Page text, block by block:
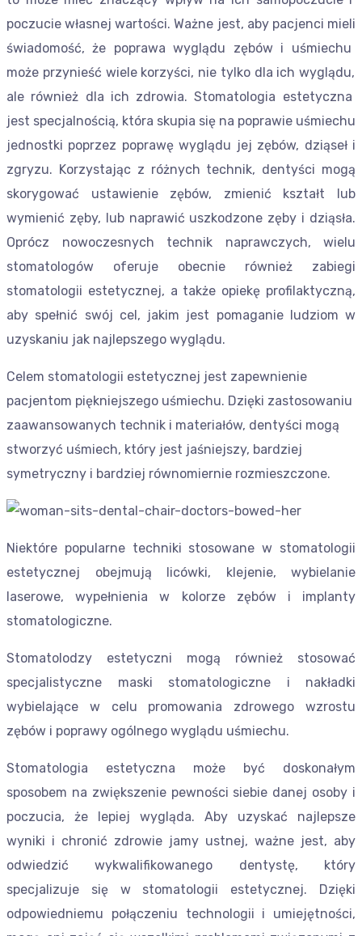
poczucie własnej wartości. Ważne jest, abypacjenci miel i
świad omość, że poprawa wyglądu zębówi uśmiechu
może przynieść wielekorzyści, nie tyl kod la ich wyglądu,
ale również d la ich zd rowia.Stomatologia estetyczna
jest specjalnością, która skupia się na poprawie uśmiechu
jednostki poprzez poprawę wyglądu jej zębów, dziąseł i
zgryzu. Korzystając z różnych technik, dentyści mogą
skorygować ustawienie zębów, zmienić kształt lub
wymienić zęby, lub naprawić uszkodzone zęby i dziąsła.
Oprócz nowoczesnych technik naprawczych, wielu
stomatologów oferuje obecnie również zabiegi
stomatologii estetycznej, a także opiekę profilaktyczną,
aby spełnić swój cel, jakim jest pomaganie ludziom w
uzyskaniu jak najlepszego wyglądu.
Celem stomatologii estetycznej jest zapewnienie
pacjentom piękniejszego uśmiechu. Dzięki zastosowaniu
zaawansowanych technik i materiałów, dentyści mogą
stworzyć uśmiech, który jest jaśniejszy, bardziej
symetryczny i bardziej równomiernie rozmieszczone.
Niektóre popularne techniki stosowane w stomatologii
estetycznej obejmują licówki, klejenie, wybielanie
laserowe, wypełnienia w kolorze zębów i implanty
stomatologiczne.
Stomatolodzy estetyczni mogą również stosować
specjalistyczne maski stomatologiczne i nakładki
wybielające w celu promowania zdrowego wzrostu
zębów i poprawy ogólnego wyglądu uśmiechu.
Stomatologia estetyczna może być doskonałym
sposobem na zwiększenie pewności siebie danej osoby i
poczucia, że lepiej wygląda. Aby uzyskać najlepsze
wyniki i chronić zdrowie jamy ustnej, ważne jest, aby
odwiedzić wykwalifikowanego dentystę, który
specjalizuje się w stomatologii estetycznej. Dzięki
odpowiedniemu połączeniu technologii i umiejętności,